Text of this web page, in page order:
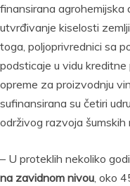
finansirana agrohemijska
utvrđivanje kiselosti
toga, poljoprivrednici sa
podsticaje u vidu
opreme za proizvodnju
sufinansirana su četiri
održivog razvoja
– U proteklih nekoliko
na zavidnom nivou, oko